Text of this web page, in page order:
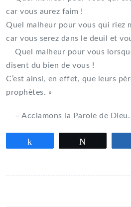
car vous aurez faim !
Quel malheur pour vous qui riez
car vous serez dans le deuil et
Quel malheur pour vous
disent du bien de vous !
C’est ainsi, en effet, que leurs
prophètes. »
– Acclamons la Parole de Dieu.